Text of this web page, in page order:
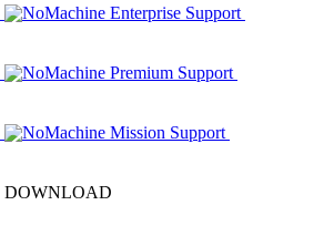
NoMachine Enterprise Support
NoMachine Premium Support
NoMachine Mission Support
DOWNLOAD